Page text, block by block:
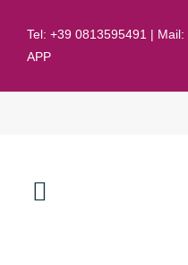
Tel: +39 0813595491 | Mail:
APP